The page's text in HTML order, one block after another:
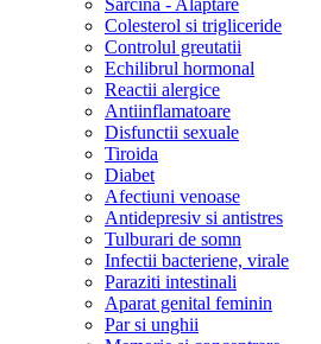
Sarcina - Alaptare
Colesterol si trigliceride
Controlul greutatii
Echilibrul hormonal
Reactii alergice
Antiinflamatoare
Disfunctii sexuale
Tiroida
Diabet
Afectiuni venoase
Antidepresiv si antistres
Tulburari de somn
Infectii bacteriene, virale
Paraziti intestinali
Aparat genital feminin
Par si unghii